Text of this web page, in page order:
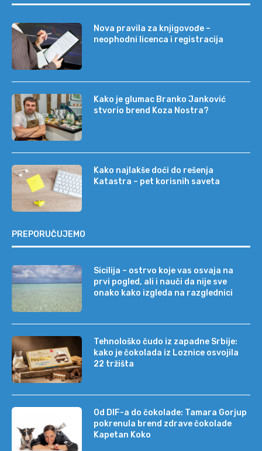
Nova pravila za knjigovođe –
neophodni licenca i registracija
Kako je glumac Branko Janković
stvorio brend Koza Nostra?
Kako najlakše doći do rešenja
Katastra – pet korisnih saveta
PREPORUČUJEMO
Sicilija – ostrvo koje vas osvaja na
prvi pogled, ali i nauči da nije sve
onako kako izgleda na razglednici
Tehnološko čudo iz zapadne Srbije:
kako je čokolada iz Loznice osvojila
22 tržišta
Od DIF-a do čokolade: Tamara Gorjup
pokrenula brend zdrave čokolade
Kapetan Koko